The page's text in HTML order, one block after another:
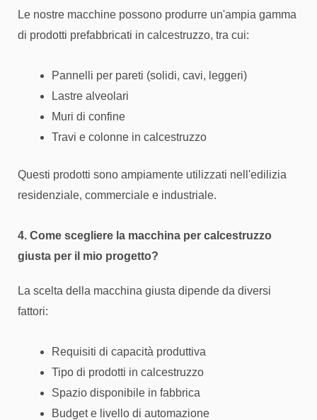
Le nostre macchine possono produrre un'ampia gamma
di prodotti prefabbricati in calcestruzzo, tra cui:
Pannelli per pareti (solidi, cavi, leggeri)
Lastre alveolari
Muri di confine
Travi e colonne in calcestruzzo
Questi prodotti sono ampiamente utilizzati nell'edilizia
residenziale, commerciale e industriale.
4. Come scegliere la macchina per calcestruzzo
giusta per il mio progetto?
La scelta della macchina giusta dipende da diversi
fattori:
Requisiti di capacità produttiva
Tipo di prodotti in calcestruzzo
Spazio disponibile in fabbrica
Budget e livello di automazione